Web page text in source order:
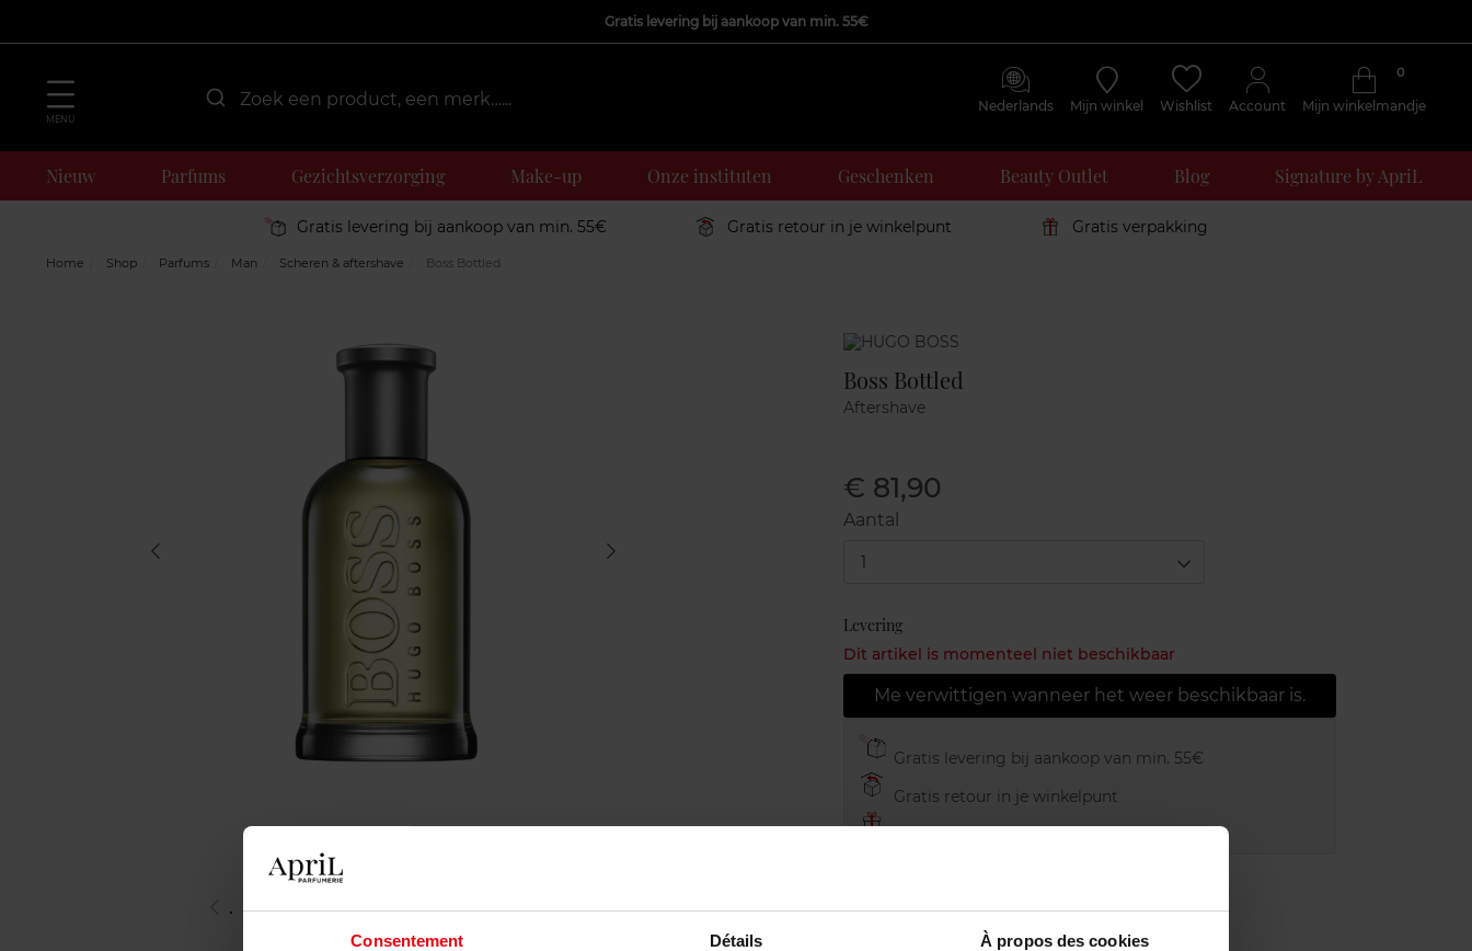
Consentement Détails À propos des cookies
Gratis levering bij aankoop van min. 55€
MENU
Nederlands Mijn winkel Wishlist Account Mijn winkelmandje
0
Nieuw Parfums Gezichtsverzorging Make-up Onze instituten Geschenken Beauty Outlet Blog Signature by ApriL
Gratis levering bij aankoop van min. 55€ Gratis retour in je winkelpunt Gratis verpakking
Home Shop Parfums Man Scheren & aftershave Boss Bottled
Marque
Boss Bottled
Aftershave
€ 81,90
Aantal
1
Levering
Dit artikel is momenteel niet beschikbaar
Me verwittigen wanneer het weer beschikbaar is.
Gratis levering bij aankoop van min. 55€
Gratis retour in je winkelpunt